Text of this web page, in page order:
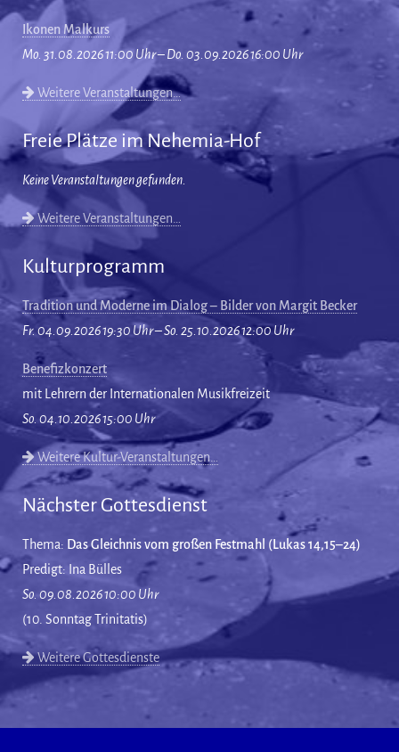
Ikonen Malkurs
Mo. 31.08.2026 11:00 Uhr – Do. 03.09.2026 16:00 Uhr
Weitere Veranstaltungen…
Freie Plätze im Nehemia-Hof
Keine Veranstaltungen gefunden.
Weitere Veranstaltungen…
Kulturprogramm
Tradition und Moderne im Dialog – Bilder von Margit Becker
Fr. 04.09.2026 19:30 Uhr – So. 25.10.2026 12:00 Uhr
Benefizkonzert
mit Lehrern der Internationalen Musikfreizeit
So. 04.10.2026 15:00 Uhr
Weitere Kultur-Veranstaltungen…
Nächster Gottesdienst
Thema: Das Gleichnis vom großen Festmahl (Lukas 14,15–24)
Predigt: Ina Bülles
So. 09.08.2026 10:00 Uhr
(10. Sonntag Trinitatis)
Weitere Gottesdienste